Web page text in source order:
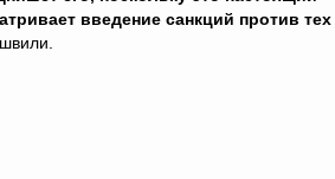
введение санкций против тех